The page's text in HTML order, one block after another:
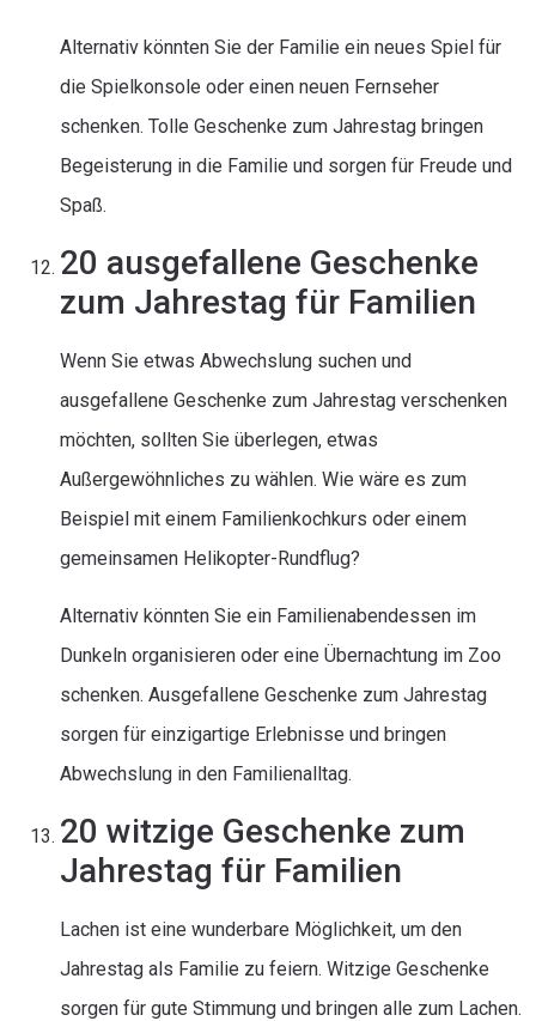
Alternativ könnten Sie der Familie ein neues Spiel für
die Spielkonsole oder einen neuen Fernseher
schenken. Tolle Geschenke zum Jahrestag bringen
Begeisterung in die Familie und sorgen für Freude und
Spaß.
20 ausgefallene Geschenke
zum Jahrestag für Familien
Wenn Sie etwas Abwechslung suchen und
ausgefallene Geschenke zum Jahrestag verschenken
möchten, sollten Sie überlegen, etwas
Außergewöhnliches zu wählen. Wie wäre es zum
Beispiel mit einem Familienkochkurs oder einem
gemeinsamen Helikopter-Rundflug?
Alternativ könnten Sie ein Familienabendessen im
Dunkeln organisieren oder eine Übernachtung im Zoo
schenken. Ausgefallene Geschenke zum Jahrestag
sorgen für einzigartige Erlebnisse und bringen
Abwechslung in den Familienalltag.
20 witzige Geschenke zum
Jahrestag für Familien
Lachen ist eine wunderbare Möglichkeit, um den
Jahrestag als Familie zu feiern. Witzige Geschenke
sorgen für gute Stimmung und bringen alle zum Lachen.